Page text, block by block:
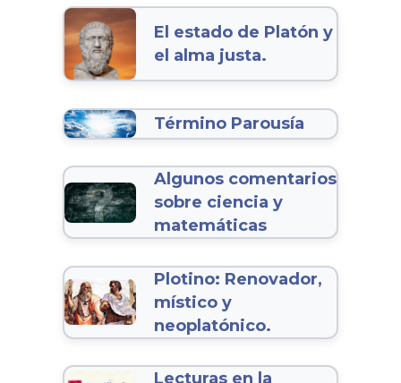
El estado de Platón y
el alma justa.
Término Parousía
Algunos comentarios
sobre ciencia y
matemáticas
Plotino: Renovador,
místico y
neoplatónico.
Lecturas en la